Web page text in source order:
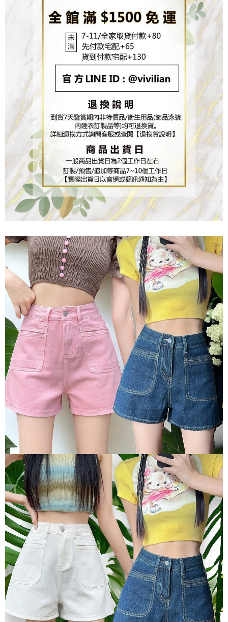
４．使用「AFTEE先享後付」時，將依據個別帳號之用戶狀況，依本公司即
時審查核予不同之上限額度；若仍有額度不足之情形，本公司將視審查結果
請求用戶進行身份認證。
５．嚴禁一人註冊多個帳號或使用他人資訊註冊。若發現惡意使用之情形，
恩沛科技股份有限公司將有權停止該用戶之使用額度並採取法律行動。